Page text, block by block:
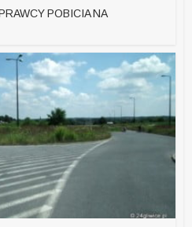
POBICIA NA